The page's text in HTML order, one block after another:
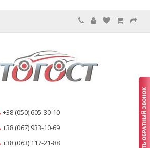
+38 (050) 605-30-10
+38 (067) 933-10-69
+38 (063) 117-21-88